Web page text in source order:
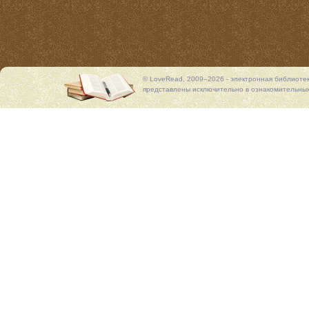
© LoveRead, 2009–2026 - электронная
представлены исключительно в